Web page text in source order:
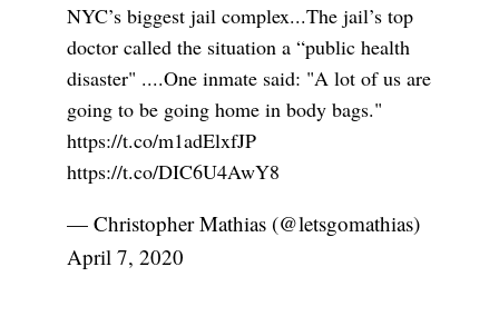
NYC’s biggest jail complex...The jail’s top
doctor called the situation a “public health
disaster" ....One inmate said: "A lot of us are
going to be going home in body bags."
https://t.co/m1adElxfJP
https://t.co/DIC6U4AwY8
— Christopher Mathias (@letsgomathias)
April 7, 2020